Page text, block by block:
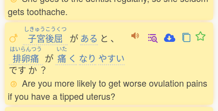
gets toothache.
しきゅうこうくつ
子宮後屈 が ある と 、
はいらんつう
排卵痛 が
いた
痛 く なり やすい
ですか ？
Are you more likely to get worse ovulation pains
if you have a tipped uterus?